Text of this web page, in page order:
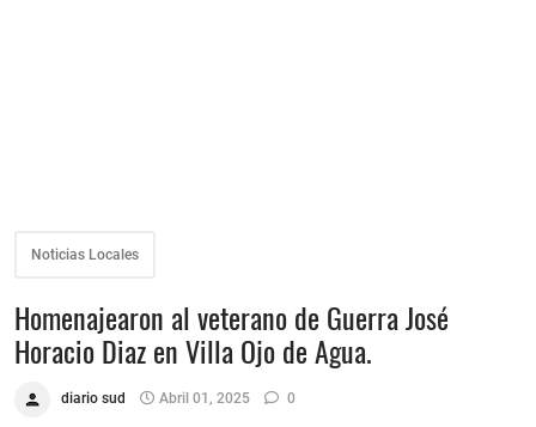
Noticias Locales
Homenajearon al veterano de Guerra José
Horacio Diaz en Villa Ojo de Agua.
diario sud Abril 01, 2025 0